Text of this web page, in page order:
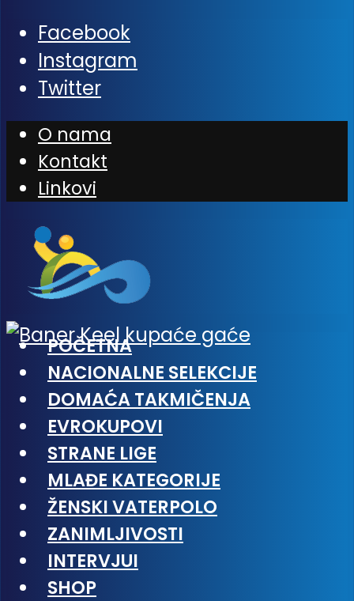
Facebook
Instagram
Twitter
O nama
Kontakt
Linkovi
POČETNA
NACIONALNE SELEKCIJE
DOMAĆA TAKMIČENJA
EVROKUPOVI
STRANE LIGE
MLAĐE KATEGORIJE
ŽENSKI VATERPOLO
ZANIMLJIVOSTI
INTERVJUI
SHOP